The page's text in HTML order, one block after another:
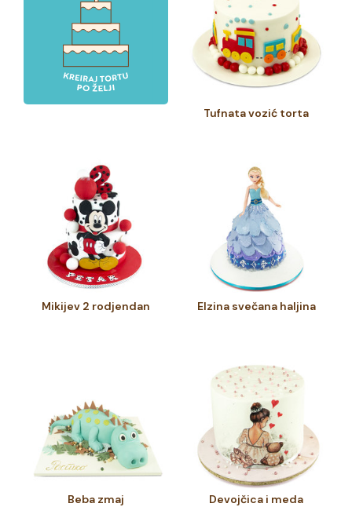
Tufnata vozić torta
Mikijev 2 rodjendan Elzina svečana haljina
Beba zmaj Devojčica i meda